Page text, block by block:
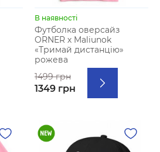
В наявності
Футболка оверсайз
ORNER х Maliunok
«Тримай дистанцію»
рожева
1499 грн
1349 грн